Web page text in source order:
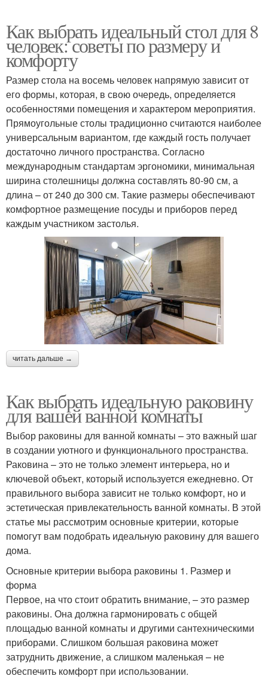
Как выбрать идеальный стол для 8
человек: советы по размеру и
комфорту
Размер стола на восемь человек напрямую зависит от
его формы, которая, в свою очередь, определяется
особенностями помещения и характером мероприятия.
Прямоугольные столы традиционно считаются наиболее
универсальным вариантом, где каждый гость получает
достаточно личного пространства. Согласно
международным стандартам эргономики, минимальная
ширина столешницы должна составлять 80-90 см, а
длина – от 240 до 300 см. Такие размеры обеспечивают
комфортное размещение посуды и приборов перед
каждым участником застолья.
читать дальше →
Как выбрать идеальную раковину
для вашей ванной комнаты
Выбор раковины для ванной комнаты – это важный шаг
в создании уютного и функционального пространства.
Раковина – это не только элемент интерьера, но и
ключевой объект, который используется ежедневно. От
правильного выбора зависит не только комфорт, но и
эстетическая привлекательность ванной комнаты. В этой
статье мы рассмотрим основные критерии, которые
помогут вам подобрать идеальную раковину для вашего
дома.
Основные критерии выбора раковины 1. Размер и
форма
Первое, на что стоит обратить внимание, – это размер
раковины. Она должна гармонировать с общей
площадью ванной комнаты и другими сантехническими
приборами. Слишком большая раковина может
затруднить движение, а слишком маленькая – не
обеспечить комфорт при использовании.